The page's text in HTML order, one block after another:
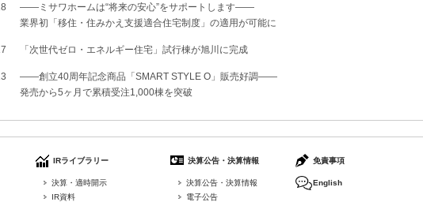
――ミサワホームは“将来の安心”をサポートします――
業界初「移住・住みかえ支援適合住宅制度」の適用が可能に
「次世代ゼロ・エネルギー住宅」試行棟が旭川に完成
――創立40周年記念商品「SMART STYLE O」販売好調――
発売から5ヶ月で累積受注1,000棟を突破
IRライブラリー
決算・適時開示
IR資料
決算公告・決算情報
決算公告・決算情報
電子公告
免責事項
English